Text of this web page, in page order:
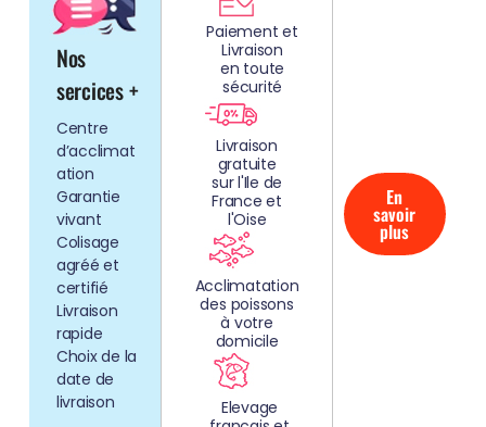
Nos
sercices +
Centre
d’acclimat
ation
Garantie
vivant
Colisage
agréé et
certifié
Livraison
rapide
Choix de la
date de
livraison
Paiement et
Livraison
en toute
sécurité
Livraison
gratuite
sur l'Ile de
France et
l'Oise
Acclimatation
des poissons
à votre
domicile
Elevage
En
savoir
plus